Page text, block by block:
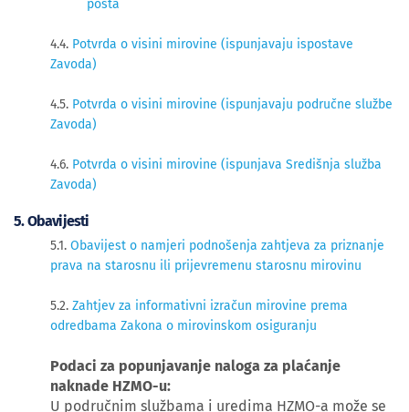
posta
4.4. Potvrda o visini mirovine (ispunjavaju ispostave
Zavoda)
4.5. Potvrda o visini mirovine (ispunjavaju područne službe
Zavoda)
4.6. Potvrda o visini mirovine (ispunjava Središnja služba
Zavoda)
​5. Obavijesti
5.1. Obavijest o namjeri podnošenja zahtjeva za priznanje
prava na starosnu ili prijevremenu starosnu mirovinu
5.2. Zahtjev za informativni izračun mirovine prema
odredbama Zakona o mirovinskom osiguranju
Podaci za popunjavanje naloga za plaćanje
naknade HZMO-u:
U područnim službama i uredima HZMO-a može se